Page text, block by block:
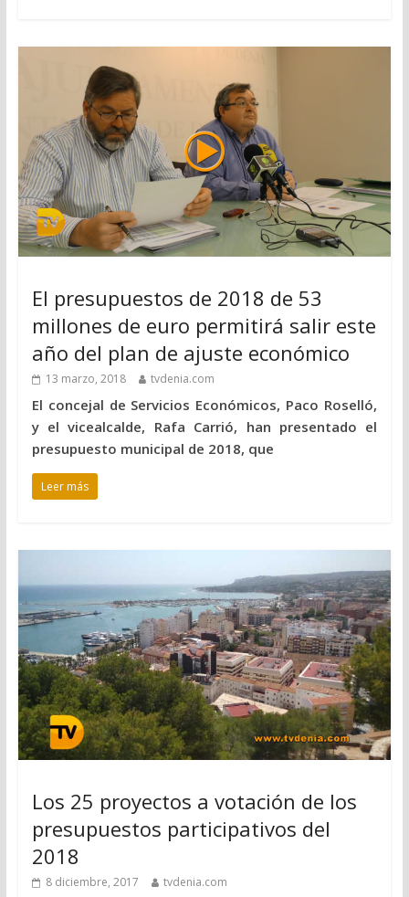
El presupuestos de 2018 de 53
millones de euro permitirá salir este
año del plan de ajuste económico
13 marzo, 2018 tvdenia.com
El concejal de Servicios Económicos, Paco Roselló,
y el vicealcalde, Rafa Carrió, han presentado el
presupuesto municipal de 2018, que
Leer más
Los 25 proyectos a votación de los
presupuestos participativos del
2018
8 diciembre, 2017 tvdenia.com